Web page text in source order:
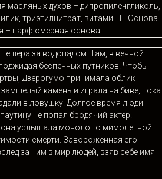
масляных духов – дипропиленгликоль,
триэтилцитрат, витамин Е. Основа
– парфюмерная основа.
за водопадом. Там, в вечной
беспечных путников. Чтобы
Дзёрогумо принимала облик
камень и играла на биве, пока
в ловушку. Долгое время люди
не попал бродячий актер.
услышала монолог о мимолетной
смерти. Завороженная его
за ним в мир людей, взяв себе имя